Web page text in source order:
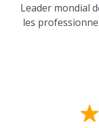
Leader mondial
les